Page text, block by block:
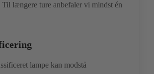
længere ture anbefaler vi mindst én
lampe kan modstå